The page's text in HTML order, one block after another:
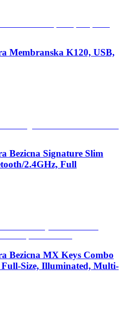
Membranska K120, USB,
Bezicna Signature Slim
2.4GHz, Full
Bezicna MX Keys Combo
Full-Size, Illuminated, Multi-